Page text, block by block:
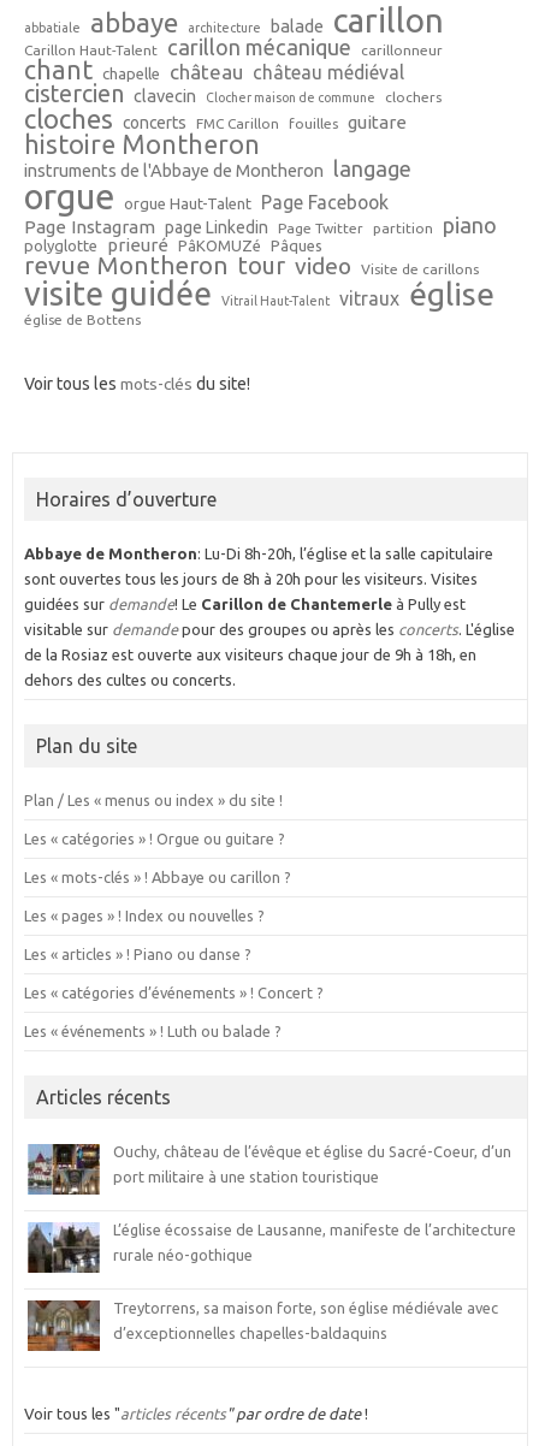
abbatiale abbaye architecture balade carillon
Carillon Haut-Talent carillon mécanique carillonneur
chant chapelle château château médiéval
cistercien clavecin Clocher maison de commune clochers
cloches concerts FMC Carillon fouilles guitare
histoire Montheron
instruments de l'Abbaye de Montheron langage
orgue orgue Haut-Talent Page Facebook
Page Instagram page Linkedin Page Twitter partition piano
polyglotte prieuré PâKOMUZé Pâques
revue Montheron tour video Visite de carillons
visite guidée Vitrail Haut-Talent vitraux église
église de Bottens
Voir tous les mots-clés du site!
Horaires d’ouverture
Abbaye de Montheron: Lu-Di 8h-20h, l’église et la salle capitulaire
sont ouvertes tous les jours de 8h à 20h pour les visiteurs. Visites
guidées sur demande! Le Carillon de Chantemerleà Pully est
visitable sur demandepour des groupes ou après les concerts. L'église
de la Rosiaz est ouverte aux visiteurs chaque jour de 9h à 18h, en
dehors des cultes ou concerts.
Plan du site
Plan / Les « menus ou index » du site !
Les « catégories » ! Orgue ou guitare ?
Les « mots-clés » ! Abbaye ou carillon ?
Les « pages » ! Index ou nouvelles ?
Les « articles » ! Piano ou danse ?
Les « catégories d’événements » ! Concert ?
Les « événements » ! Luth ou balade ?
Articles récents
Ouchy, château de l’évêque et église du Sacré-Coeur, d’un
port militaire à une station touristique
L’église écossaise de Lausanne, manifeste de l’architecture
rurale néo-gothique
Treytorrens, sa maison forte, son église médiévale avec
d’exceptionnelles chapelles-baldaquins
Voir tous les "articles récents" par ordre de date!